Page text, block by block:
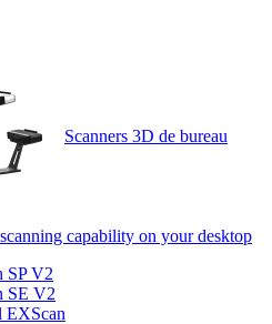
Scanners 3D de bureau
capability on your desktop
SP V2
SE V2
EXScan